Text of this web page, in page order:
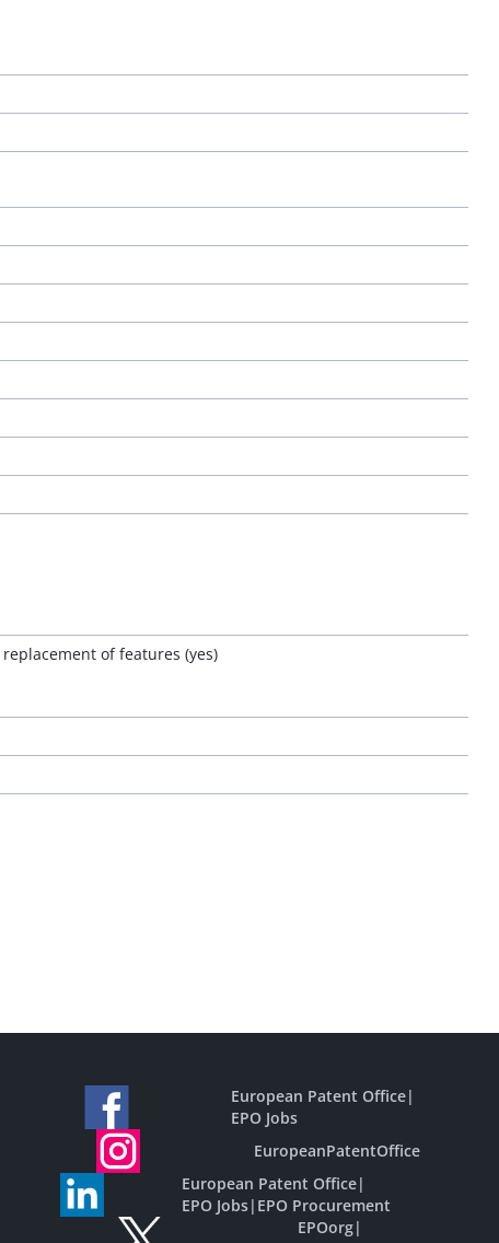
of features (yes)
European Patent Office|
EPO Jobs
EuropeanPatentOffice
European Patent Office|
EPO Jobs| EPO Procurement
EPOorg|